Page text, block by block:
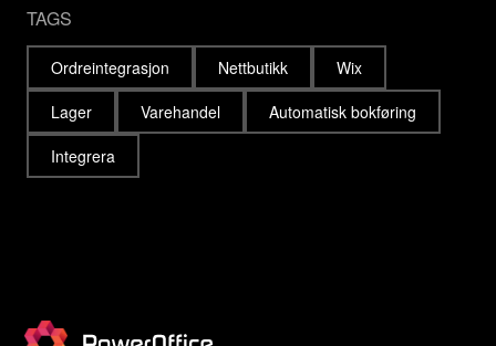
TAGS
Ordreintegrasjon Nettbutikk
Wix
Lager
Varehandel
Automatisk bokføring
Integrera